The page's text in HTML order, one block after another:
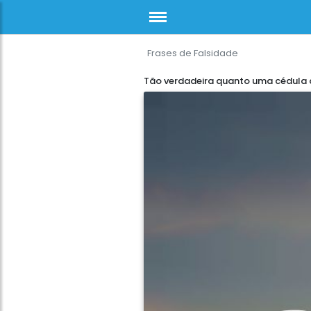
Frases de Falsidade
Tão verdadeira quanto uma cédula